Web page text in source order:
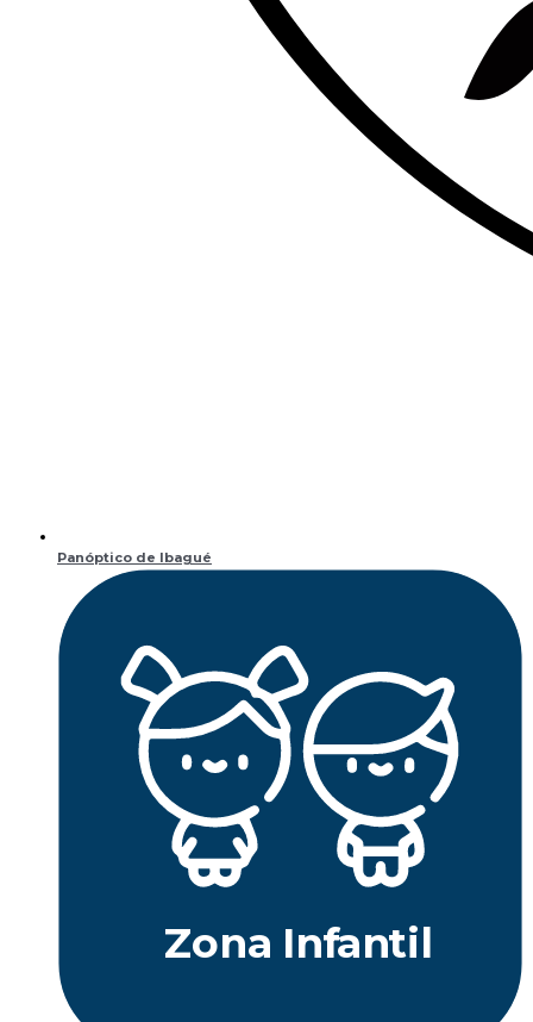
Panóptico de Ibagué
Zona Infantil